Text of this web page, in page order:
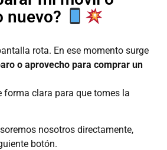
nuevo?
rota. En ese momento surge
o aprovecho para comprar un
forma clara para que tomes la
nosotros directamente,
botón.